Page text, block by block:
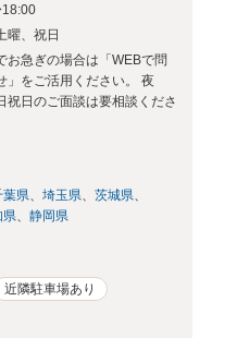
曜、祝日
お急ぎの場合は「WEBで問
」をご活用ください。 夜
祝日のご面談は要相談くださ
葉県 埼玉県
茨城県
県 静岡県
近隣駐車場あり